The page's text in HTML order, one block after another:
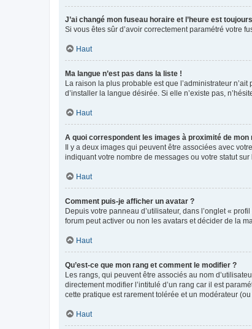
J’ai changé mon fuseau horaire et l’heure est
Si vous êtes sûr d’avoir correctement paramétré votre
Haut
Ma langue n’est pas dans la liste !
La raison la plus probable est que l’administrateur
d’installer la langue désirée. Si elle n’existe pas,
Haut
A quoi correspondent les images à proximité de mon
Il y a deux images qui peuvent être associées avec
indiquant votre nombre de messages ou votre statut
Haut
Comment puis-je afficher un avatar ?
Depuis votre panneau d’utilisateur, dans l’onglet «
forum peut activer ou non les avatars et décider de la
Haut
Qu’est-ce que mon rang et comment le modifier ?
Les rangs, qui peuvent être associés au nom
directement modifier l’intitulé d’un rang car il est
cette pratique est rarement tolérée et un modérateur
Haut